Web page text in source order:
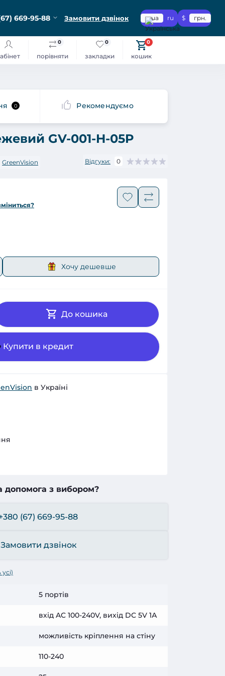
669-95-88 Замовити дзвінок ua ru $ грн.
порівняти
0
закладки
0
кошик
0
0 Рекомендуємо
GV-001-H-05P
GreenVision Відгуки: 0
Хочу дешевше
До кошика
Купити в кредит
в Україні
допомога з вибором?
(67) 669-95-88
Замовити дзвінок
5 портів
вхід AC 100-240V, вихід DC 5V 1А
можливість кріплення на стіну
110-240